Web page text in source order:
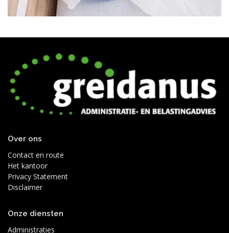
Over ons
Contact en route
Het kantoor
Privacy Statement
Disclaimer
Onze diensten
Administraties